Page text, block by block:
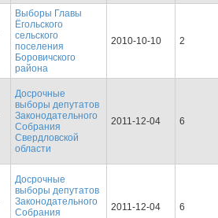
Выборы Главы
Ёгольского
сельского
поселения
Боровичского
района
2010-10-10 2
Досрочные
выборы депутатов
Законодательного
Собрания
Свердловской
области
2011-12-04 6
Досрочные
выборы депутатов
Законодательного
Собрания
2011-12-04 6